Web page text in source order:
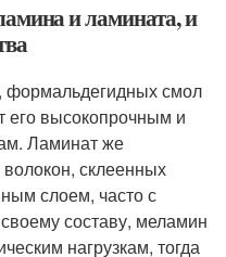
и ламината, и
формальдегидных смол
его высокопрочным и
Ламинат же
склеенных
слоем, часто с
составу, меламин
нагрузкам, тогда